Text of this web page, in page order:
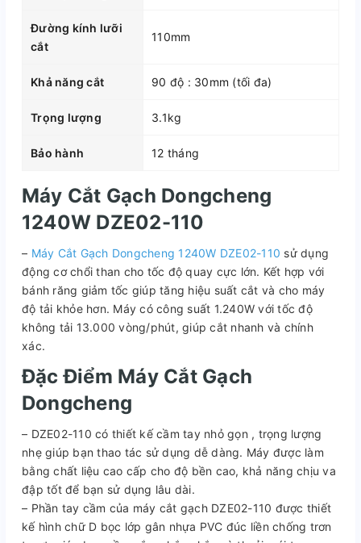
Đường kính lưỡi
cắt
110mm
Khả năng cắt 90 độ : 30mm (tối đa)
Trọng lượng 3.1kg
Bảo hành 12 tháng
Máy Cắt Gạch Dongcheng
1240W DZE02-110
– Máy Cắt Gạch Dongcheng 1240W DZE02-110 sử dụng
động cơ chổi than cho tốc độ quay cực lớn. Kết hợp với
bánh răng giảm tốc giúp tăng hiệu suất cắt và cho máy
độ tải khỏe hơn. Máy có công suất 1.240W với tốc độ
không tải 13.000 vòng/phút, giúp cắt nhanh và chính
xác.
Đặc Điểm Máy Cắt Gạch
Dongcheng
– DZE02-110 có thiết kế cầm tay nhỏ gọn , trọng lượng
nhẹ giúp bạn thao tác sử dụng dễ dàng. Máy được làm
bằng chất liệu cao cấp cho độ bền cao, khả năng chịu va
đập tốt để bạn sử dụng lâu dài.
– Phần tay cầm của máy cắt gạch DZE02-110 được thiết
kế hình chữ D bọc lớp gân nhựa PVC đúc liền chống trơn